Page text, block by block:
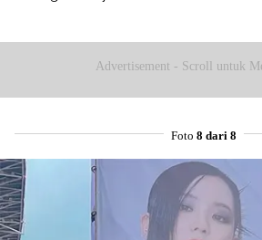
Advertisement - Scroll untuk
Foto 8 dari 8